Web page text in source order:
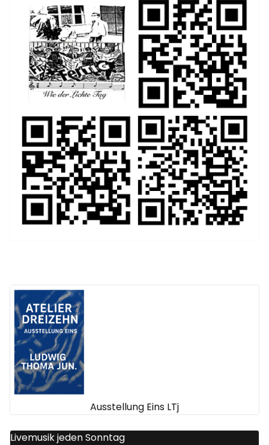
Ausstellung Eins LTj
Livemusik jeden Sonntag